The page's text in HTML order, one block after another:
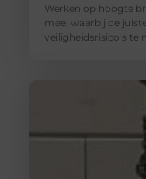
Werken op hoogte
mee, waarbij de
veiligheidsrisico’s te